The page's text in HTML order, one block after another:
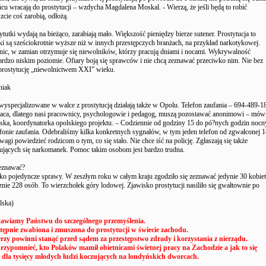
wracają do prostytucji – wzdycha Magdalena Moskal. - Wierzą, że jeśli będą to robić
coś zarobią, odłożą.
wydają na bieżąco, zarabiają mało. Większość pieniędzy bierze sutener. Prostytucja to
są sześciokrotnie wyższe niż w innych przestępczych branżach, na przykład narkotykowej.
w zamian otrzymuje się niewolników, którzy pracują dniami i nocami. Wykrywalność
niskim poziomie. Ofiary boją się sprawców i nie chcą zeznawać przeciwko nim. Nie bez
„niewolnictwem XXI” wieku.
w walce z prostytucją działają także w Opolu. Telefon zaufania – 694-489-
dlatego nasi pracownicy, psychologowie i pedagog, muszą pozostawać anonimowi –
koordynatorka opolskiego projektu. – Codziennie od godziny 15 do pó?nych godzin
zaufania. Odebraliśmy kilka konkretnych sygnałów, w tym jeden telefon od zgwałconej
powiedzieć rodzicom o tym, co się stało. Nie chce iść na policję. Zgłaszają się także
się narkomanek. Pomoc takim osobom jest bardzo trudna.
pojedyncze sprawy. W zeszłym roku w całym kraju zgodziło się zeznawać jedynie 30
228 osób. To wierzchołek góry lodowej. Zjawisko prostytucji nasiliło się gwałtownie po
Państwu do szczególnego przemyślenia.
zwabiona i zmuszona do prostytucji w świecie zachodu.
powinni stanąć przed sądem za przestępstwo zdrady i korzystania z nierządu.
kto Polaków mamił obietnicami świetnej pracy na Zachodzie a jak to się
dla tysięcy młodych ludzi koczujących na londyńskich dworcach.